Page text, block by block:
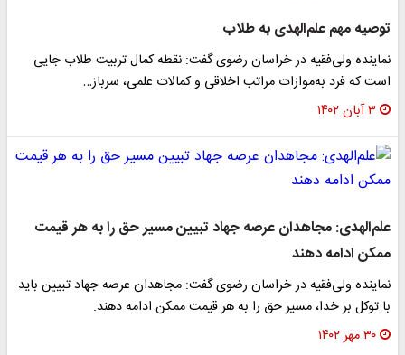
توصیه مهم علم‌الهدی به طلاب
نماینده ولی‌فقیه در خراسان رضوی گفت: نقطه کمال تربیت طلاب جایی
است که فرد به‌موازات مراتب اخلاقی و کمالات علمی، سرباز…
۳ آبان ۱۴۰۲
علم‌الهدی: مجاهدان عرصه جهاد تبیین ‌‌مسیر حق را به هر قیمت
ممکن ادامه دهند
نماینده ولی‌فقیه در خراسان رضوی گفت: مجاهدان عرصه جهاد تبیین باید
با توکل بر خدا، مسیر حق را به هر قیمت ممکن ادامه دهند.
۳۰ مهر ۱۴۰۲